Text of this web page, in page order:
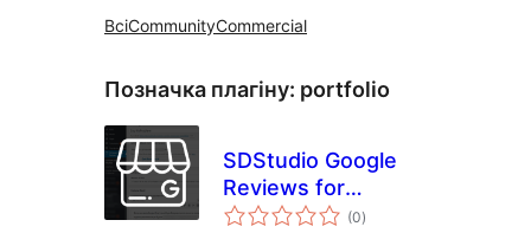
ВсіCommunityCommercial
Позначка плагіну: portfolio
SDStudio Google
Reviews for
portfolio
(0загальний
рейтинг
)